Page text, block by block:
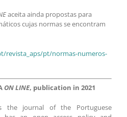
aceita ainda propostas para
cujas normas se encontram
revista_aps/pt/normas-numeros-
ON LINE, publication in 2021
journal of the Portuguese